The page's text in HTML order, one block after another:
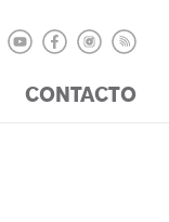
CONTACTO